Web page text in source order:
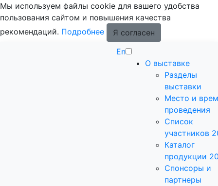
Мы используем файлы cookie для вашего удобства
пользования сайтом и повышения качества
рекомендаций. Подробнее
Я согласен
En
О выставке
Разделы
выставки
Место и
проведения
Список
участников
Каталог
продукции
Спонсоры и
партнеры